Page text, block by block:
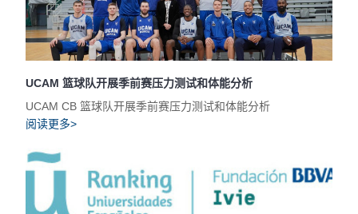
UCAM 篮球队开展季前赛压力测试和体能分析
UCAM CB 篮球队开展季前赛压力测试和体能分析
阅读更多>